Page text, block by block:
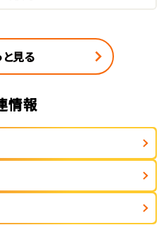
と見る
情報